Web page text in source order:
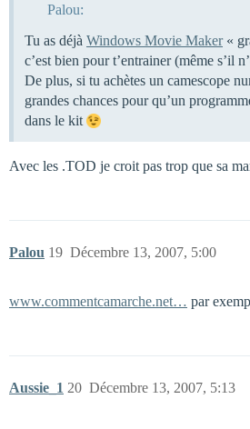
Palou:
Tu as déjà Windows Movie Maker«
c’est bien pour t’entrainer (même s’il
De plus, si tu achètes un camescope
grandes chances pour qu’un
dans le kit
Avec les .TOD je croit pas trop que sa
Palou Décembre 13, 2007, 5:00
19
www.commentcamarche.net… par
Aussie_1 Décembre 13, 2007, 5:13
20